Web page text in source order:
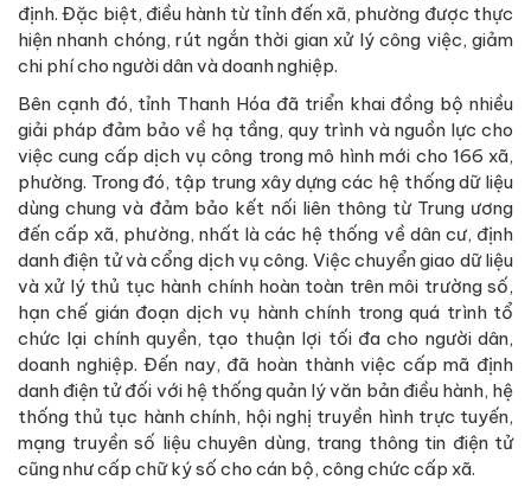
định. Đặc biệt, điều hành từ tỉnh đến xã, phường được thực
hiện nhanh chóng, rút ngắn thời gian xử lý công việc, giảm
chi phí cho người dân và doanh nghiệp.
Bên cạnh đó, tỉnh Thanh Hóa đã triển khai đồng bộ nhiều
giải pháp đảm bảo về hạ tầng, quy trình và nguồn lực cho
việc cung cấp dịch vụ công trong mô hình mới cho 166 xã,
phường. Trong đó, tập trung xây dựng các hệ thống dữ liệu
dùng chung và đảm bảo kết nối liên thông từ Trung ương
đến cấp xã, phường, nhất là các hệ thống về dân cư, định
danh điện tử và cổng dịch vụ công. Việc chuyển giao dữ liệu
và xử lý thủ tục hành chính hoàn toàn trên môi trường số,
hạn chế gián đoạn dịch vụ hành chính trong quá trình tổ
chức lại chính quyền, tạo thuận lợi tối đa cho người dân,
doanh nghiệp. Đến nay, đã hoàn thành việc cấp mã định
danh điện tử đối với hệ thống quản lý văn bản điều hành, hệ
thống thủ tục hành chính, hội nghị truyền hình trực tuyến,
mạng truyền số liệu chuyên dùng, trang thông tin điện tử
cũng như cấp chữ ký số cho cán bộ, công chức cấp xã.